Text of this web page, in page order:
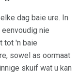
dag baie ure. In
nie
tot 'n baie
sowel as oormaat
skuif wat u kan